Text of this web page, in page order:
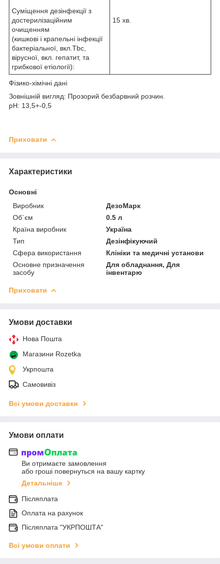
Суміщення дезінфекції з
достерилізаційним
очищенням
(кишкові і крапельні інфекції
бактеріальної, вкл.Tbc,
вірусної, вкл. гепатит, та
грибкової етіології):
15 хв.
Фізико-хімічні дані
Зовнішній вигляд: Прозорий безбарвний розчин.
рН: 13,5+-0,5
Приховати
Характеристики
Основні
Виробник
ДезоМарк
Об`єм
0.5 л
Країна виробник
Україна
Тип
Дезінфікуючий
Сфера використання
Клініки та медичні установи
Основне призначення
засобу
Для обладнання, Для
інвентарю
Приховати
Умови доставки
Нова Пошта
Магазини Rozetka
Укрпошта
Самовивіз
Всі умови доставки
Умови оплати
Ви отримаєте замовлення
або гроші повернуться на вашу картку
Детальніше
Післяплата
Оплата на рахунок
Післяплата "УКРПОШТА"
Всі умови оплати